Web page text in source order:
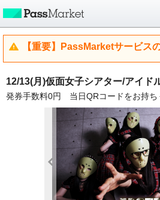
【重要】PassMarketサービス
12/13(月)仮面女子シアター/アイド
発券手数料0円 当日QRコードをお持ち